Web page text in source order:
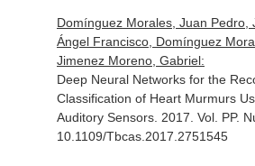
Domínguez Morales, Juan Pedro,
Ángel Francisco, Domínguez
Jimenez Moreno, Gabriel:
Deep Neural Networks for the
Classification of Heart Murmurs
Auditory Sensors. 2017. Vol. PP.
10.1109/Tbcas.2017.2751545